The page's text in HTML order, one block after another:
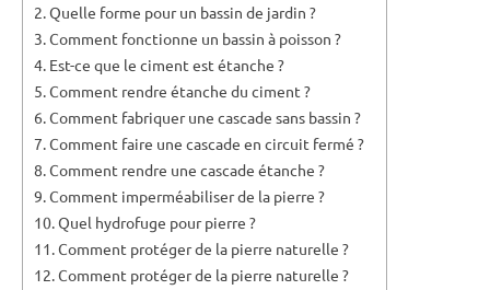
Quelle forme pour un bassin de jardin ?
Comment fonctionne un bassin à poisson ?
Est-ce que le ciment est étanche ?
Comment rendre étanche du ciment ?
Comment fabriquer une cascade sans bassin ?
Comment faire une cascade en circuit fermé ?
Comment rendre une cascade étanche ?
Comment imperméabiliser de la pierre ?
Quel hydrofuge pour pierre ?
Comment protéger de la pierre naturelle ?
Comment protéger de la pierre naturelle ?